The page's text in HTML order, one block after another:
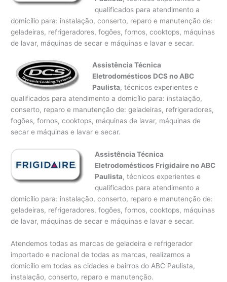
qualificados para atendimento a
domicílio para: instalação, conserto, reparo e manutenção de:
geladeiras, refrigeradores, fogões, fornos, cooktops, máquinas
de lavar, máquinas de secar e máquinas e lavar e secar.
Assistência Técnica
Eletrodomésticos DCS no ABC
Paulista, técnicos experientes e
qualificados para atendimento a domicílio para: instalação,
conserto, reparo e manutenção de: geladeiras, refrigeradores,
fogões, fornos, cooktops, máquinas de lavar, máquinas de
secar e máquinas e lavar e secar.
Assistência Técnica
Eletrodomésticos Frigidaire no ABC
Paulista, técnicos experientes e
qualificados para atendimento a
domicílio para: instalação, conserto, reparo e manutenção de:
geladeiras, refrigeradores, fogões, fornos, cooktops, máquinas
de lavar, máquinas de secar e máquinas e lavar e secar.
Atendemos todas as marcas de geladeira e refrigerador
importado e nacional de todas as marcas, realizamos a
domicílio em todas as cidades e bairros do ABC Paulista,
instalação, conserto, reparo e manutenção.